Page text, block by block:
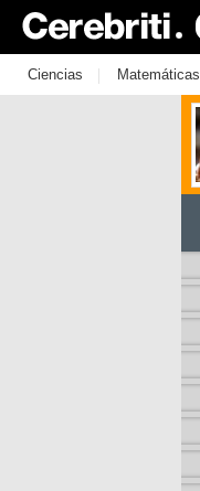
Ciencias | Matemáticas